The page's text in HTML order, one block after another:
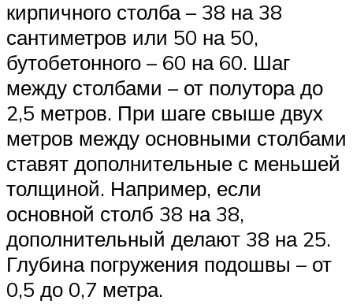
кирпичного столба – 38 на 38
сантиметров или 50 на 50,
бутобетонного – 60 на 60. Шаг
между столбами – от полутора до
2,5 метров. При шаге свыше двух
метров между основными столбами
ставят дополнительные с меньшей
толщиной. Например, если
основной столб 38 на 38,
дополнительный делают 38 на 25.
Глубина погружения подошвы – от
0,5 до 0,7 метра.